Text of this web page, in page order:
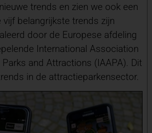
trends en zien we ook een
vijf belangrijkste trends zijn
door de Europese afdeling
International Association
and Attractions (IAAPA). Dit
in de attractieparkensector.